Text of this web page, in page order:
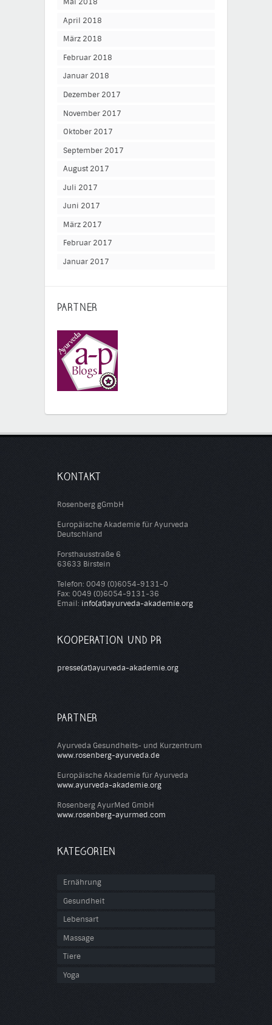
April 2018
März 2018
Februar 2018
Januar 2018
Dezember 2017
November 2017
Oktober 2017
September 2017
August 2017
Juli 2017
Juni 2017
März 2017
Februar 2017
Januar 2017
PARTNER
KONTAKT
Rosenberg gGmbH
Europäische Akademie für Ayurveda
Deutschland
Forsthausstraße 6
63633 Birstein
Telefon: 0049 (0)6054-9131-0
Fax: 0049 (0)6054-9131-36
Email: info(at)ayurveda-akademie.org
KOOPERATION UND PR
presse(at)ayurveda-akademie.org
PARTNER
Ayurveda Gesundheits- und Kurzentrum
www.rosenberg-ayurveda.de
Europäische Akademie für Ayurveda
www.ayurveda-akademie.org
Rosenberg AyurMed GmbH
www.rosenberg-ayurmed.com
KATEGORIEN
Ernährung
Gesundheit
Lebensart
Massage
Tiere
Yoga